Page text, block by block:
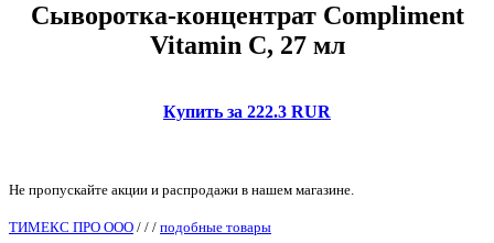
Сыворотка-концентрат Compliment
Vitamin C, 27 мл
Купить за 222.3 RUR
Не пропускайте акции и распродажи в нашем магазине.
ТИМЕКС ПРО ООО / / / подобные товары